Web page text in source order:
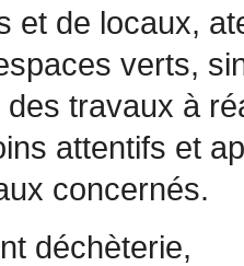
et de locaux,
verts,
des travaux à
attentifs et
concernés.
déchèterie,